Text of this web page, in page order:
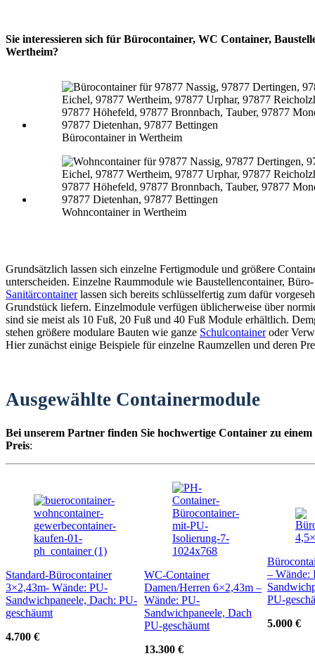
Sie interessieren sich für Bürocontainer, WC Container,
Wertheim?
Bürocontainer in Wertheim
Wohncontainer in Wertheim
Grundsätzlich lassen sich einzelne Fertigmodule und größere
unterscheiden. Einzelne Raummodule wie Baustellencontainer,
Sanitärcontainerlassen sich bereits schlüsselfertig zum dafür
Grundstück liefern. Einzelmodule verfügen üblicherweise über
sind sie meist als 10 Fuß, 20 Fuß und 40 Fuß Module erhältlich.
stehen größere modulare Bauten wie ganze Schulcontaineroder
Hier zunächst einige Beispiele für einzelne Raumzellen und deren
Ausgewählte Containermodule
Bei unserem Partner finden Sie hochwertige Container zu einem
Preis:
Standard-Bürocontainer
3×2,43m- Wände: PU-
Sandwichpaneele, Dach: PU-
geschäumt
4.700 €
WC-Container
Damen/Herren 6×2,43m –
Wände: PU-
Sandwichpaneele, Dach
PU-geschäumt
13.300 €
– Wände:
PU-
5.000 €